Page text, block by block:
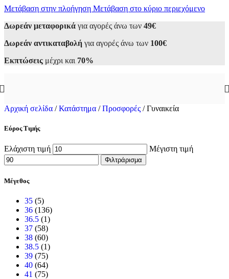
Μετάβαση στην πλοήγηση Μετάβαση στο κύριο περιεχόμενο
Δωρεάν μεταφορικά για αγορές άνω των 49€
Δωρεάν αντικαταβολή για αγορές άνω των 100€
Εκπτώσεις μέχρι και 70%
Αρχική σελίδα / Κατάστημα / Προσφορές / Γυναικεία
Εύρος Τιμής
Ελάχιστη τιμή Μέγιστη τιμή
Φιλτράρισμα
Μέγεθος
35 (5)
36 (136)
36.5 (1)
37 (58)
38 (60)
38.5 (1)
39 (75)
40 (64)
41 (75)